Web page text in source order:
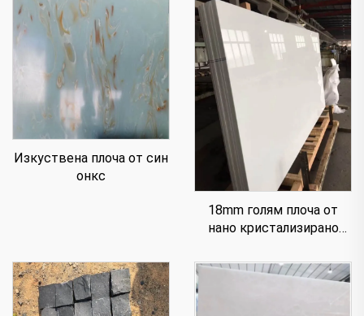
Изкуствена плоча от син
онкс
18mm голям плоча от
нано кристализирано